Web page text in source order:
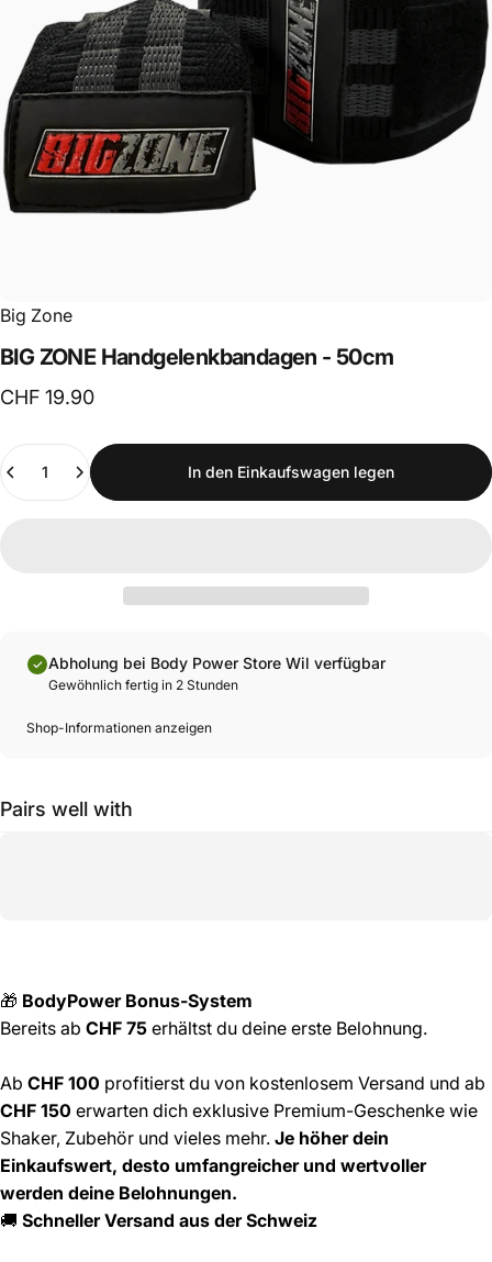
Big Zone
BIG ZONE Handgelenkbandagen - 50cm
CHF 19.90
Anzahl
In den Einkaufswagen legen
Abholung bei Body Power Store Wil verfügbar
Gewöhnlich fertig in 2 Stunden
Shop-Informationen anzeigen
Pairs well with
🎁 BodyPower Bonus-System
Bereits ab CHF 75 erhältst du deine erste Belohnung.
Ab CHF 100 profitierst du von kostenlosem Versand und ab
CHF 150 erwarten dich exklusive Premium-Geschenke wie
Shaker, Zubehör und vieles mehr. Je höher dein
Einkaufswert, desto umfangreicher und wertvoller
werden deine Belohnungen.
🚚 Schneller Versand aus der Schweiz